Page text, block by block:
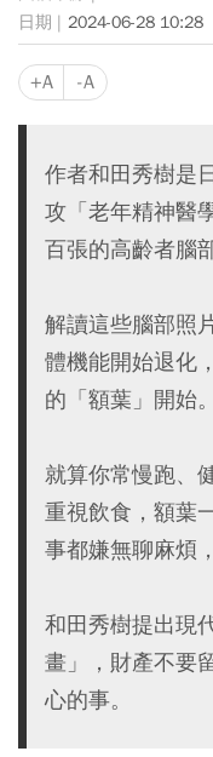
2024-06-28 10:28
+A -A
作者和田秀樹是
攻「老年精神醫
百張的高齡者腦
解讀這些腦部照
體機能開始退化
的「額葉」開始。
就算你常慢跑、
重視飲食，額葉
事都嫌無聊麻煩
和田秀樹提出現
畫」，財產不要
心的事。